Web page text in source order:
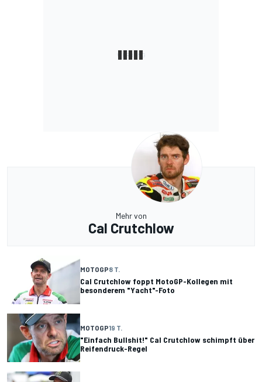
Mehr von
Cal Crutchlow
MOTOGP8 T.
Cal Crutchlow foppt MotoGP-Kollegen mit
besonderem "Yacht"-Foto
MOTOGP19 T.
"Einfach Bullshit!" Cal Crutchlow schimpft über
Reifendruck-Regel